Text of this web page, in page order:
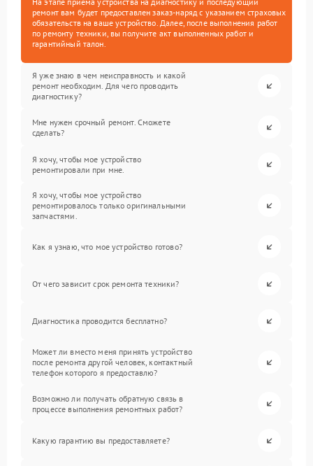
ремонт вам будет предоставлен заказ-наряд с указанием страховых
обязательств на ваше устройство. Далее, после выполнения работ
по ремонту техники, вы получите акт выполненных работ и
гарантийный талон.
Я уже знаю в чем неисправность и какой
ремонт необходим. Для чего проводить
диагностику?
Мне нужен срочный ремонт. Сможете
сделать?
Я хочу, чтобы мое устройство
ремонтировали при мне.
Я хочу, чтобы мое устройство
ремонтировалось только оригинальными
запчастями.
Как я узнаю, что мое устройство готово?
От чего зависит срок ремонта техники?
Диагностика проводится бесплатно?
Может ли вместо меня принять устройство
после ремонта другой человек, контактный
телефон которого я предоставлю?
Возможно ли получать обратную связь в
процессе выполнения ремонтных работ?
Какую гарантию вы предоставляете?